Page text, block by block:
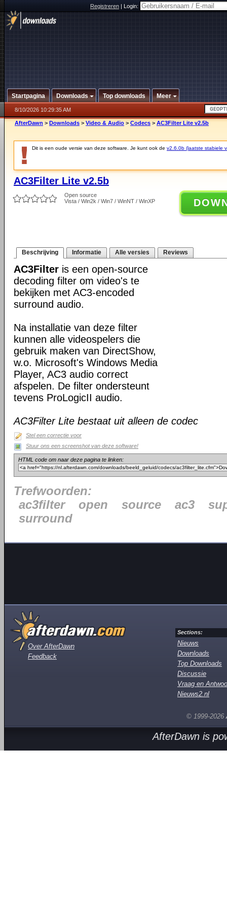
Registreren|Login:
Startpagina Downloads Top downloads Meer
8/10/2026 10:29:35 AM
AfterDawn > Downloads > Video & Audio > Codecs > AC3Filter Lite v2.5b
Dit is een oude versie van deze software. Je kunt ook de v2.6.0b (laatste stabiele
AC3Filter Lite v2.5b
Open source
Vista / Win2k / Win7 / WinNT / WinXP
Beschrijving Informatie Alle versies Reviews
AC3Filter is een open-source
decoding filter om video's te
bekijken met AC3-encoded
surround audio.
Na installatie van deze filter
kunnen alle videospelers die
gebruik maken van DirectShow,
w.o. Microsoft's Windows Media
Player, AC3 audio correct
afspelen. De filter ondersteunt
tevens ProLogicII audio.
AC3Filter Lite bestaat uit alleen de codec
Stel een correctie voor
Stuur ons een screenshot van deze software!
HTML code om naar deze pagina te linken:
Trefwoorden:
ac3filter
open source ac3
surround
Over AfterDawn
Feedback
Sections:
Nieuws
Downloads
Top Downloads
Discussie
Vraag en
Nieuws2.nl
© 1999-2026
AfterDawn is